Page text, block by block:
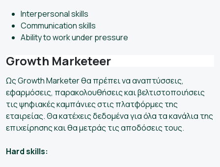
Interpersonal skills
Communication skills
Ability to work under pressure
Growth Marketeer
Ως Growth Marketer θα πρέπει να αναπτύσσεις,
εφαρμόσεις, παρακολουθήσεις και βελτιστοποιήσεις
τις ψηφιακές καμπάνιες στις πλατφόρμες της
εταιρείας. Θα κατέχεις δεδομένα για όλα τα κανάλια της
επιχείρησης και θα μετράς τις αποδόσεις τους.
Hard skills: